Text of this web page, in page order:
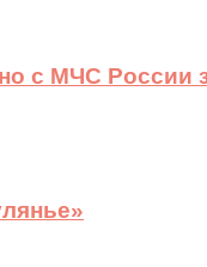
с МЧС России